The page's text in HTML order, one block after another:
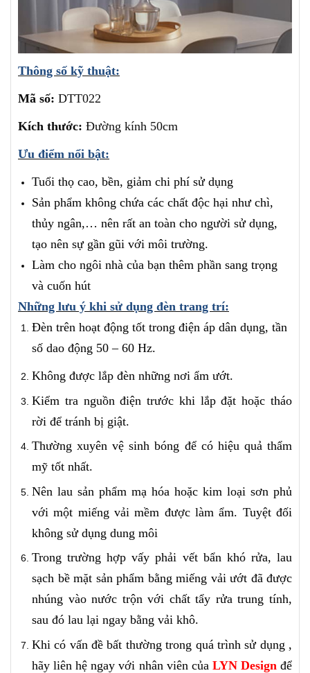
Thông số kỹ thuật:
Mã số: DTT022
Kích thước: Đường kính 50cm
Ưu điểm nổi bật:
Tuổi thọ cao, bền, giảm chi phí sử dụng
Sản phẩm không chứa các chất độc hại như chì,
thủy ngân,… nên rất an toàn cho người sử dụng,
tạo nên sự gần gũi với môi trường.
Làm cho ngôi nhà của bạn thêm phần sang trọng
và cuốn hút
Những lưu ý khi sử dụng đèn trang trí:
Đèn trên hoạt động tốt trong điện áp dân dụng, tần
số dao động 50 – 60 Hz.
Không được lắp đèn những nơi ẩm ướt.
Kiểm tra nguồn điện trước khi lắp đặt hoặc tháo
rời để tránh bị giật.
Thường xuyên vệ sinh bóng để có hiệu quả thẩm
mỹ tốt nhất.
Nên lau sản phẩm mạ hóa hoặc kim loại sơn phủ
với một miếng vải mềm được làm ẩm. Tuyệt đối
không sử dụng dung môi
Trong trường hợp vấy phải vết bẩn khó rửa, lau
sạch bề mặt sản phẩm bằng miếng vải ướt đã được
nhúng vào nước trộn với chất tẩy rửa trung tính,
sau đó lau lại ngay bằng vải khô.
Khi có vấn đề bất thường trong quá trình sử dụng ,
hãy liên hệ ngay với nhân viên của LYN Design để